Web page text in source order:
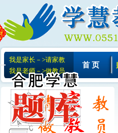
我是家长－>请家教
我是老师－>做教员
首 页